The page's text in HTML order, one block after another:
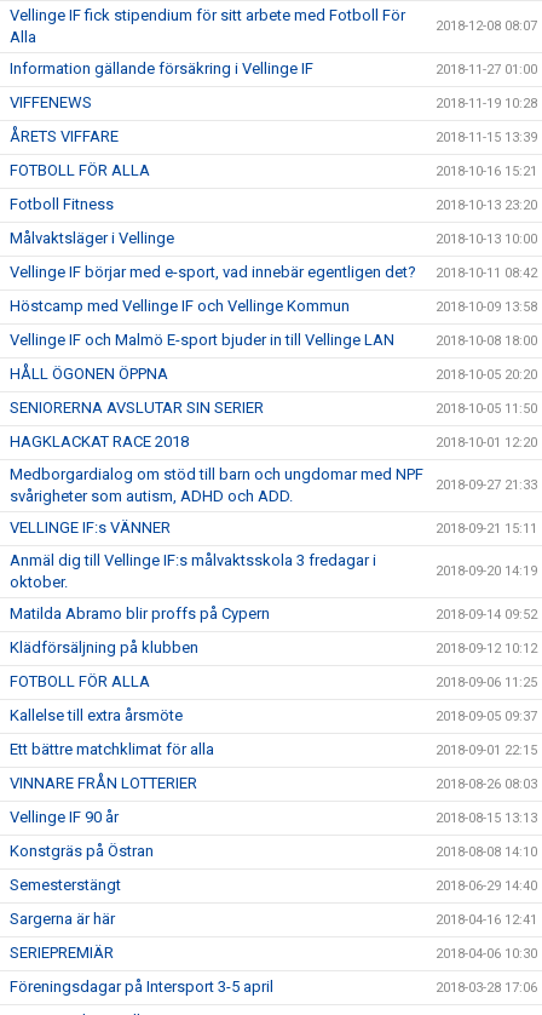
Vellinge IF fick stipendium för sitt arbete med Fotboll För
Alla
2018-12-08 08:07
Information gällande försäkring i Vellinge IF 2018-11-27 01:00
VIFFENEWS 2018-11-19 10:28
ÅRETS VIFFARE 2018-11-15 13:39
FOTBOLL FÖR ALLA 2018-10-16 15:21
Fotboll Fitness 2018-10-13 23:20
Målvaktsläger i Vellinge 2018-10-13 10:00
Vellinge IF börjar med e-sport, vad innebär egentligen det? 2018-10-11 08:42
Höstcamp med Vellinge IF och Vellinge Kommun 2018-10-09 13:58
Vellinge IF och Malmö E-sport bjuder in till Vellinge LAN 2018-10-08 18:00
HÅLL ÖGONEN ÖPPNA 2018-10-05 20:20
SENIORERNA AVSLUTAR SIN SERIER 2018-10-05 11:50
HAGKLACKAT RACE 2018 2018-10-01 12:20
Medborgardialog om stöd till barn och ungdomar med NPF
svårigheter som autism, ADHD och ADD.
2018-09-27 21:33
VELLINGE IF:s VÄNNER 2018-09-21 15:11
Anmäl dig till Vellinge IF:s målvaktsskola 3 fredagar i
oktober.
2018-09-20 14:19
Matilda Abramo blir proffs på Cypern 2018-09-14 09:52
Klädförsäljning på klubben 2018-09-12 10:12
FOTBOLL FÖR ALLA 2018-09-06 11:25
Kallelse till extra årsmöte 2018-09-05 09:37
Ett bättre matchklimat för alla 2018-09-01 22:15
VINNARE FRÅN LOTTERIER 2018-08-26 08:03
Vellinge IF 90 år 2018-08-15 13:13
Konstgräs på Östran 2018-08-08 14:10
Semesterstängt 2018-06-29 14:40
Sargerna är här 2018-04-16 12:41
SERIEPREMIÄR 2018-04-06 10:30
Föreningsdagar på Intersport 3-5 april 2018-03-28 17:06